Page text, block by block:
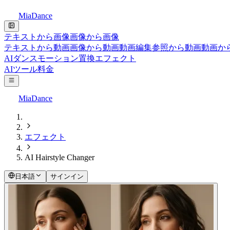
MiaDance
テキストから画像画像から画像
テキストから動画画像から動画動画編集参照から動画動画か
AIダンスモーション置換エフェクト
AIツール料金
MiaDance
エフェクト
AI Hairstyle Changer
日本語 サインイン